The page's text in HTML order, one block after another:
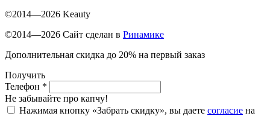
©2014—2026 Keauty
©2014—2026 Сайт сделан в Ринамике
Дополнительная скидка до 20% на первый заказ
Получить
Телефон *
Не забывайте про капчу!
Нажимая кнопку «Забрать скидку», вы даете согласие на